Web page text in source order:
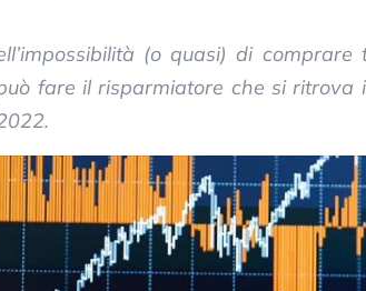
(o quasi) di comprare
fare il risparmiatore che si ritrova